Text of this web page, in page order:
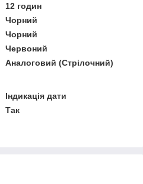
12 годин
Чорний
Чорний
Червоний
Аналоговий (Стрілочний)
Індикація дати
Так